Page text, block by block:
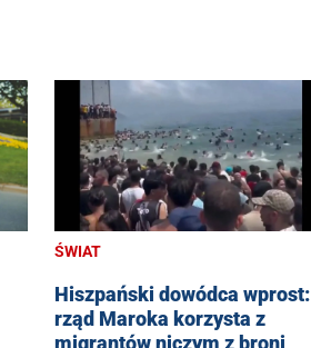
ŚWIAT
Hiszpański dowódca wprost:
rząd Maroka korzysta z
migrantów niczym z broni